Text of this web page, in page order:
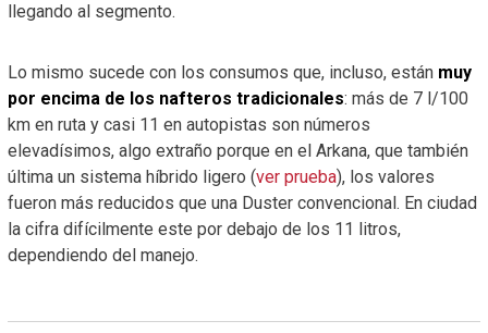
llegando al segmento.
Lo mismo sucede con los consumos que, incluso, están muy
por encima de los nafteros tradicionales: más de 7 l/100
km en ruta y casi 11 en autopistas son números
elevadísimos, algo extraño porque en el Arkana, que también
última un sistema híbrido ligero (ver prueba), los valores
fueron más reducidos que una Duster convencional. En ciudad
la cifra difícilmente este por debajo de los 11 litros,
dependiendo del manejo.